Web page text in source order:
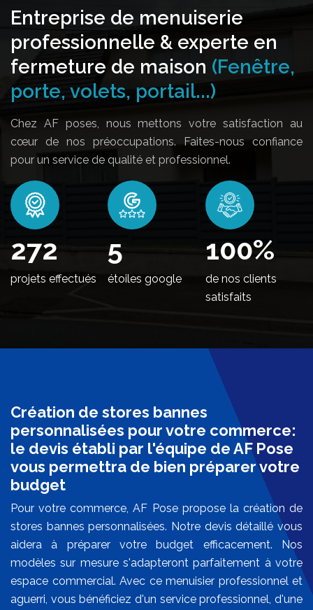
Entreprise de menuiserie
professionnelle & experte en
fermeture de maison (Fenêtre,
porte, volets, portail...)
Chez AF poses, nous mettons votre satisfaction au
cœur de nos préoccupations. Faites-nous confiance
pour un service de qualité et professionnel.
328
projets effectués
5
étoiles google
100%
de nos clients
satisfaits
Création de stores bannes
personnalisées pour votre commerce:
le devis établi par l'équipe de AF Pose
vous permettra de bien préparer votre
budget
Pour votre commerce, AF Pose propose la création de
stores bannes personnalisées. Notre devis détaillé vous
aidera à préparer votre budget efficacement. Nos
modèles sur mesure s'adapteront parfaitement à votre
espace commercial. Avec ce menuisier professionnel et
aguerri, vous bénéficiez d'un service professionnel, d'une